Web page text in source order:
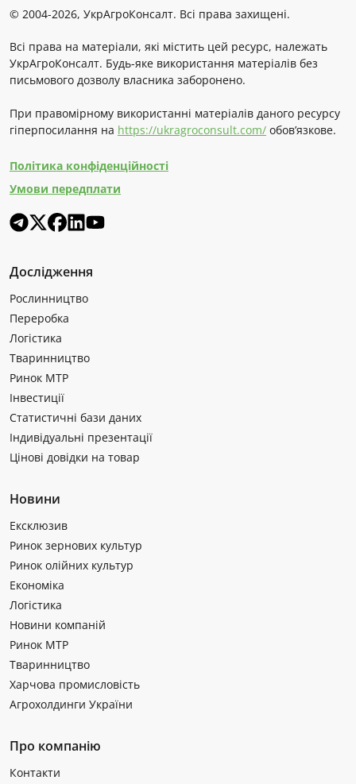
© 2004-2026, УкрАгроКонсалт. Всі права захищені.
Всі права на матеріали, які містить цей ресурс, належать
УкрАгроКонсалт. Будь-яке використання матеріалів без
письмового дозволу власника заборонено.
При правомірному використанні матеріалів даного ресурсу
гіперпосилання на https://ukragroconsult.com/ обов’язкове.
Політика конфіденційності
Умови передплати
Дослідження
Рослинництво
Переробка
Логістика
Тваринництво
Ринок МТР
Інвестиції
Статистичні бази даних
Індивідуальні презентації
Цінові довідки на товар
Новини
Ексклюзив
Ринок зернових культур
Ринок олійних культур
Економіка
Логістика
Новини компаній
Ринок МТР
Тваринництво
Харчова промисловість
Агрохолдинги України
Про компанію
Контакти